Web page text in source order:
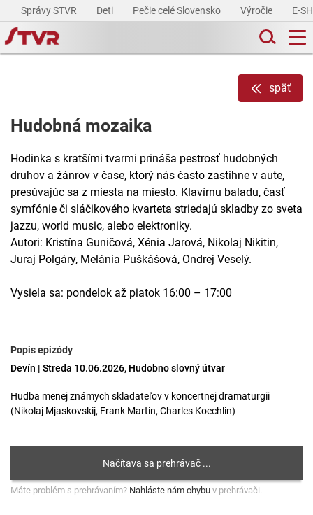
Správy STVR Deti Pečie celé Slovensko Výročie E-
späť
Hudobná mozaika
Hodinka s kratšími tvarmi prináša pestrosť hudobných
druhov a žánrov v čase, ktorý nás často zastihne v aute,
presúvajúc sa z miesta na miesto. Klavírnu baladu, časť
symfónie či sláčikového kvarteta striedajú skladby zo sveta
jazzu, world music, alebo elektroniky.
Autori: Kristína Guničová, Xénia Jarová, Nikolaj Nikitin,
Juraj Polgáry, Melánia Puškášová, Ondrej Veselý.
Vysiela sa: pondelok až piatok 16:00 – 17:00
Popis epizódy
Devín | Streda 10.06.2026, Hudobno slovný útvar
Hudba menej známych skladateľov v koncertnej dramaturgii
(Nikolaj Mjaskovskij, Frank Martin, Charles Koechlin)
Máte problém s prehrávaním? Nahláste nám chybu v prehrávači.